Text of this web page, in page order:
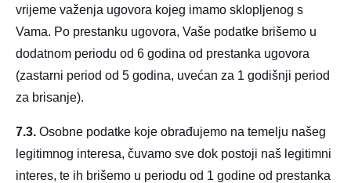
vrijeme važenja ugovora kojeg imamo sklopljenog s
Vama. Po prestanku ugovora, Vaše podatke brišemo u
dodatnom periodu od 6 godina od prestanka ugovora
(zastarni period od 5 godina, uvećan za 1 godišnji period
za brisanje).
7.3. Osobne podatke koje obrađujemo na temelju našeg
legitimnog interesa, čuvamo sve dok postoji naš legitimni
interes, te ih brišemo u periodu od 1 godine od prestanka